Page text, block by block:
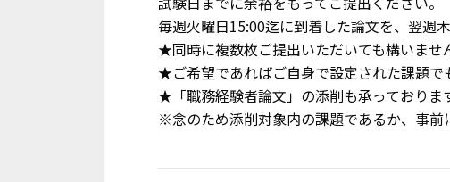
毎週火曜日15:00迄に到着した論文を、翌週
★同時に複数枚ご提出いただいても構いませ
★ご希望であればご自身で設定された課題で
★「職務経験者論文」の添削も承っておりま
※念のため添削対象内の課題であるか、事前